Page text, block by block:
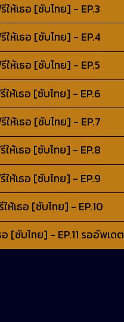
ห้เธอ [ซับไทย] - EP.3
ห้เธอ [ซับไทย] - EP.4
ห้เธอ [ซับไทย] - EP.5
ห้เธอ [ซับไทย] - EP.6
ห้เธอ [ซับไทย] - EP.7
ห้เธอ [ซับไทย] - EP.8
ห้เธอ [ซับไทย] - EP.9
ห้เธอ [ซับไทย] - EP.10
[ซับไทย] - EP.11 รออัพเดต